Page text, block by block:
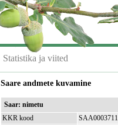
Statistika ja viited
Saare andmete kuvamine
Saar: nimetu
KKR kood
SAA0003711